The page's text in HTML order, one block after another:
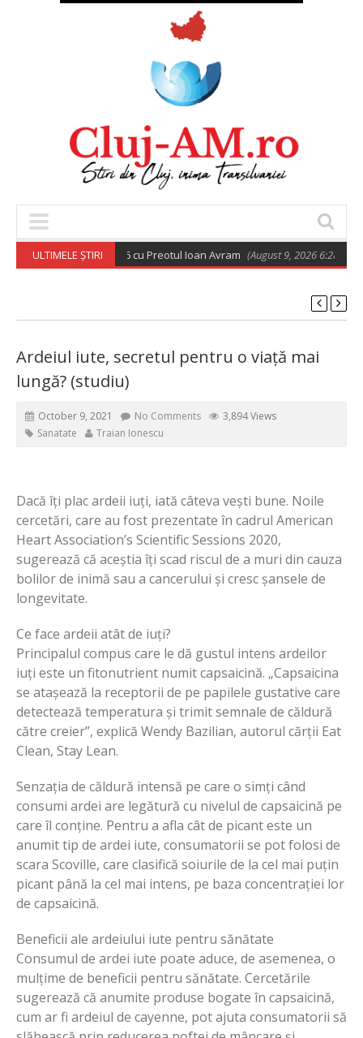
ULTIMELE ȘTIRI
din 9 august 2026 cu Preotul Ioan Avram (August 9, 2026 6:28 am)
Ardeiul iute, secretul pentru o viață mai
lungă? (studiu)
October 9, 2021 No Comments
3,894 Views
Sanatate
Traian Ionescu
Dacă îți plac ardeii iuți, iată câteva vești bune. Noile
cercetări, care au fost prezentate în cadrul American
Heart Association’s Scientific Sessions 2020,
sugerează că aceștia îți scad riscul de a muri din cauza
bolilor de inimă sau a cancerului și cresc șansele de
longevitate.
Ce face ardeii atât de iuți?
Principalul compus care le dă gustul intens ardeilor
iuți este un fitonutrient numit capsaicină. „Capsaicina
se atașează la receptorii de pe papilele gustative care
detectează temperatura și trimit semnale de căldură
către creier”, explică Wendy Bazilian, autorul cărții Eat
Clean, Stay Lean.
Senzația de căldură intensă pe care o simți când
consumi ardei are legătură cu nivelul de capsaicină pe
care îl conține. Pentru a afla cât de picant este un
anumit tip de ardei iute, consumatorii se pot folosi de
scara Scoville, care clasifică soiurile de la cel mai puțin
picant până la cel mai intens, pe baza concentrației lor
de capsaicină.
Beneficii ale ardeiului iute pentru sănătate
Consumul de ardei iute poate aduce, de asemenea, o
mulțime de beneficii pentru sănătate. Cercetările
sugerează că anumite produse bogate în capsaicină,
cum ar fi ardeiul de cayenne, pot ajuta consumatorii să